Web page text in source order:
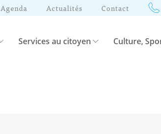
Agenda Actualités Contact
Services au citoyen Culture,